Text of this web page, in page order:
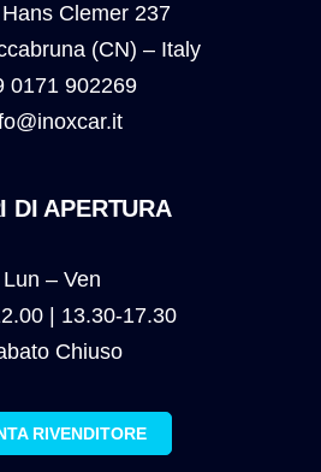
Clemer 237
(CN) – Italy
0171 902269
DI APERTURA
Lun – Ven
| 13.30-17.30
Chiuso
RIVENDITORE